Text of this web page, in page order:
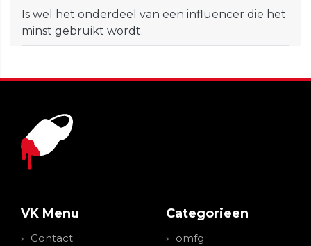
Is wel het onderdeel van een influencer die het
minst gebruikt wordt.
VK Menu
Contact
Categorieen
omfg